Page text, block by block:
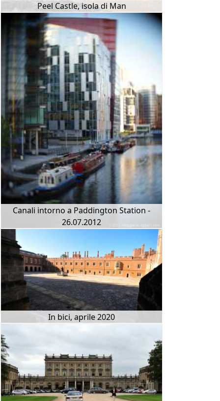
Peel Castle, isola di Man
Canali intorno a Paddington Station -
26.07.2012
In bici, aprile 2020